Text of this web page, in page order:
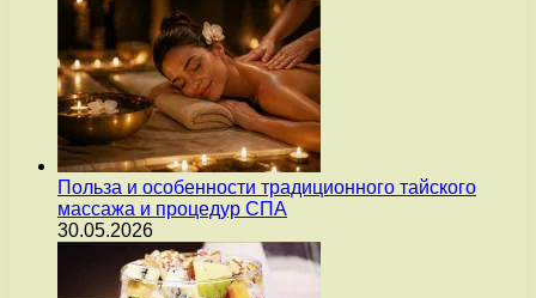
Польза и особенности традиционного тайского
массажа и процедур СПА
30.05.2026